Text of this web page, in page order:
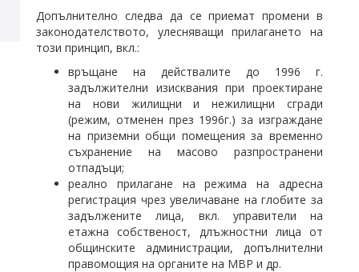
Допълнително следва да се приемат промени в
законодателството, улесняващи прилагането на
този принцип, вкл.:
връщане на действалите до 1996 г.
задължителни изисквания при проектиране
на нови жилищни и нежилищни сгради
(режим, отменен през 1996г.) за изграждане
на приземни общи помещения за временно
съхранение на масово разпространени
отпадъци;
реално прилагане на режима на адресна
регистрация чрез увеличаване на глобите за
задължените лица, вкл. управители на
етажна собственост, длъжностни лица от
общинските администрации, допълнителни
правомощия на органите на МВР и др.